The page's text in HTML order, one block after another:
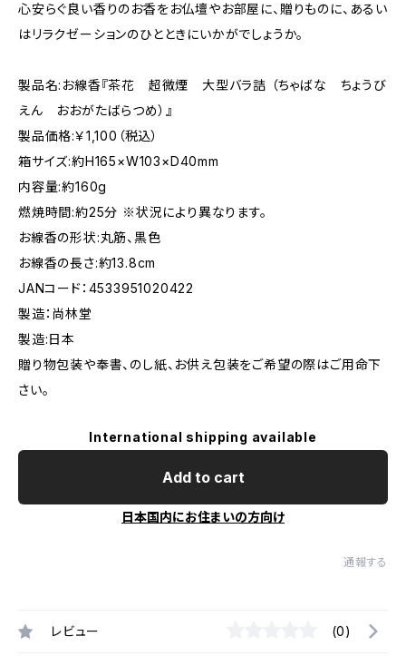
心安らぐ良い香りのお香をお仏壇やお部屋に、贈りものに、あるい
はリラクゼーションのひとときにいかがでしょうか。
製品名:お線香『茶花 超微煙 大型バラ詰 （ちゃばな ちょうび
えん おおがたばらつめ）』
製品価格:￥1,100（税込）
箱サイズ:約H165×W103×D40mm
内容量:約160g
燃焼時間:約25分 ※状況により異なります。
お線香の形状:丸筋、黒色
お線香の長さ:約13.8cm
JANコード：4533951020422
製造：尚林堂
製造:日本
贈り物包装や奉書、のし紙、お供え包装をご希望の際はご用命下
さい。
International shipping available
Add to cart
日本国内にお住まいの方向け
通報する
レビュー (0)